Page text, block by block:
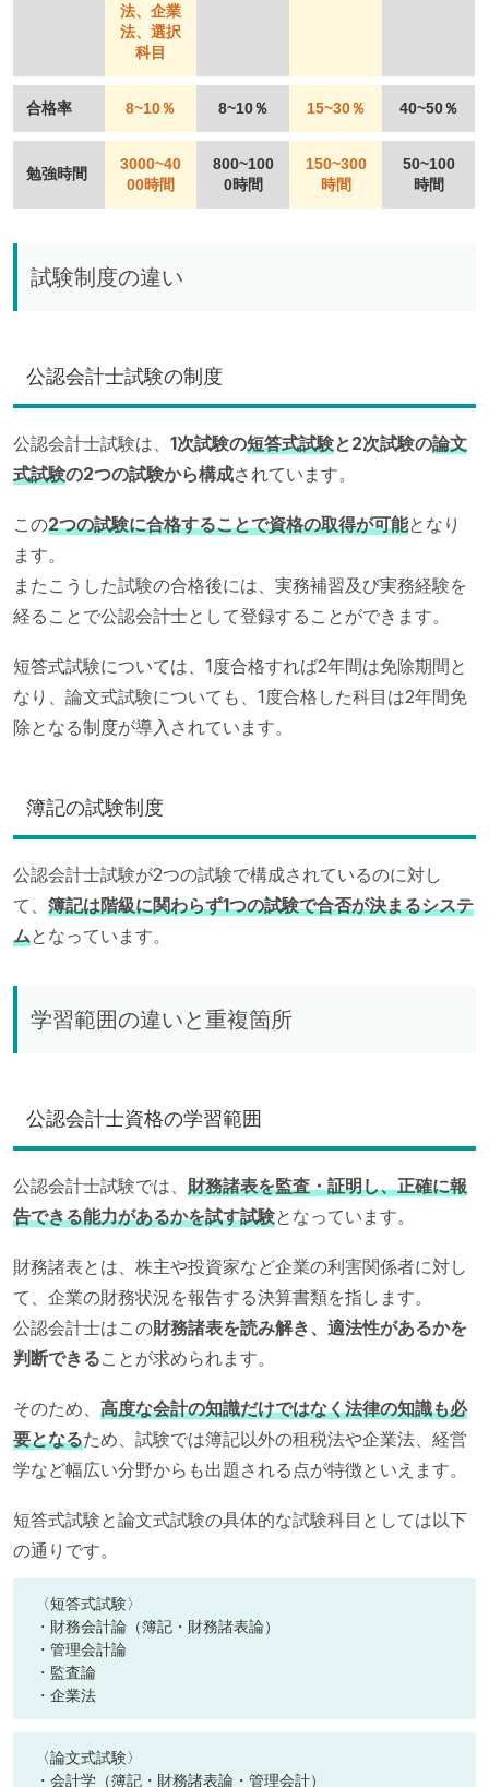
法、企業
法、選択
科目
合格率 8~10％ 8~10％ 15~30％ 40~50％
勉強時間
3000~40
00時間
800~100
0時間
150~300
時間
50~100
時間
試験制度の違い
公認会計士試験の制度
公認会計士試験は、 1次試験の短答式試験と2次試験の論文
式試験の2つの試験から構成されています。
この2つの試験に合格することで資格の取得が可能となり
ます。
またこうした試験の合格後には、実務補習及び実務経験を
経ることで公認会計士として登録することができます。
短答式試験については、1度合格すれば2年間は免除期間と
なり、論文式試験についても、1度合格した科目は2年間免
除となる制度が導入されています。
簿記の試験制度
公認会計士試験が2つの試験で構成されているのに対し
て、 簿記は階級に関わらず1つの試験で合否が決まるシステ
ムとなっています。
学習範囲の違いと重複箇所
公認会計士資格の学習範囲
公認会計士試験では、 財務諸表を監査・証明し、正確に報
告できる能力があるかを試す試験となっています。
財務諸表とは、株主や投資家など企業の利害関係者に対し
て、企業の財務状況を報告する決算書類を指します。
公認会計士はこの財務諸表を読み解き、適法性があるかを
判断できることが求められます。
そのため、 高度な会計の知識だけではなく法律の知識も必
要となるため、試験では簿記以外の租税法や企業法、経営
学など幅広い分野からも出題される点が特徴といえます。
短答式試験と論文式試験の具体的な試験科目としては以下
の通りです。
〈短答式試験〉
・財務会計論（簿記・財務諸表論）
・管理会計論
・監査論
・企業法
〈論文式試験〉
・会計学（簿記・財務諸表論・管理会計）